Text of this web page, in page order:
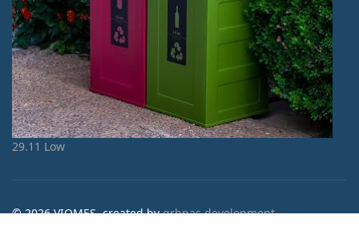
29.11 Low
© 2026 VIOMES. created bygrhpas development